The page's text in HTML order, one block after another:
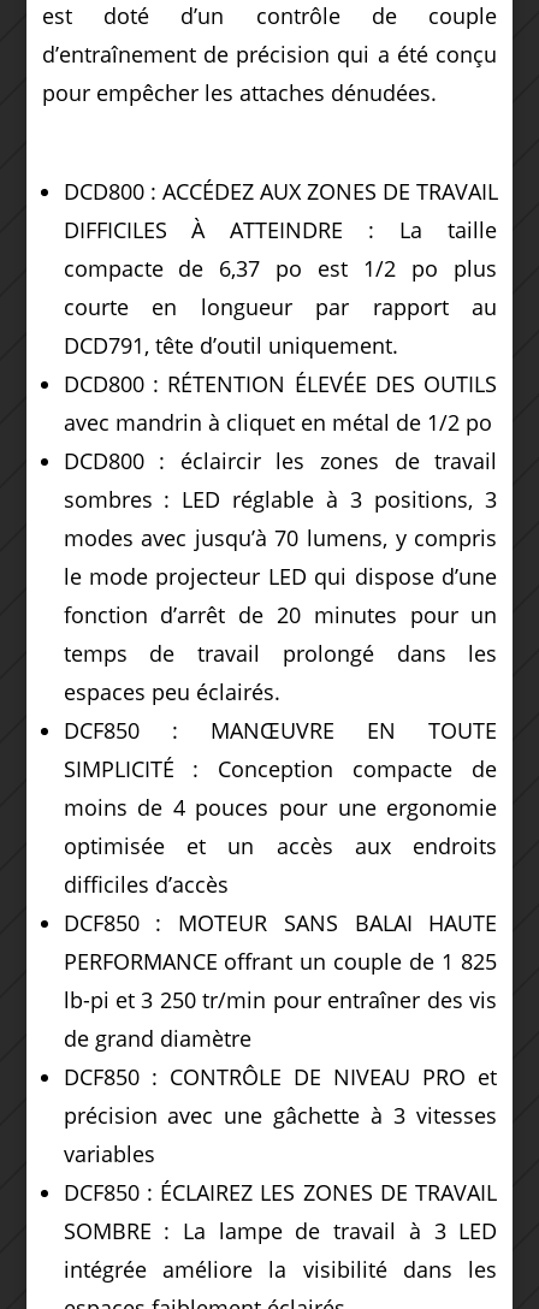
est doté d’un contrôle de couple
d’entraînement de précision qui a été conçu
pour empêcher les attaches dénudées.
DCD800 : ACCÉDEZ AUX ZONES DE TRAVAIL
DIFFICILES À ATTEINDRE : La taille
compacte de 6,37 po est 1/2 po plus
courte en longueur par rapport au
DCD791, tête d’outil uniquement.
DCD800 : RÉTENTION ÉLEVÉE DES OUTILS
avec mandrin à cliquet en métal de 1/2 po
DCD800 : éclaircir les zones de travail
sombres : LED réglable à 3 positions, 3
modes avec jusqu’à 70 lumens, y compris
le mode projecteur LED qui dispose d’une
fonction d’arrêt de 20 minutes pour un
temps de travail prolongé dans les
espaces peu éclairés.
DCF850 : MANŒUVRE EN TOUTE
SIMPLICITÉ : Conception compacte de
moins de 4 pouces pour une ergonomie
optimisée et un accès aux endroits
difficiles d’accès
DCF850 : MOTEUR SANS BALAI HAUTE
PERFORMANCE offrant un couple de 1 825
lb-pi et 3 250 tr/min pour entraîner des vis
de grand diamètre
DCF850 : CONTRÔLE DE NIVEAU PRO et
précision avec une gâchette à 3 vitesses
variables
DCF850 : ÉCLAIREZ LES ZONES DE TRAVAIL
SOMBRE : La lampe de travail à 3 LED
intégrée améliore la visibilité dans les